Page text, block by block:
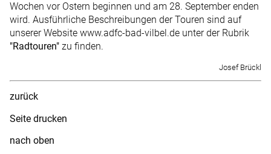
Wochen vor Ostern beginnen und am 28. September enden
wird. Ausführliche Beschreibungen der Touren sind auf
unserer Website www.adfc-bad-vilbel.de unter der Rubrik
"Radtouren" zu finden.
Josef Brückl
zurück
Seite drucken
nach oben